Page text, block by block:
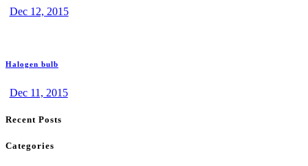
Dec 12, 2015
Halogen bulb
Dec 11, 2015
Recent Posts
Categories